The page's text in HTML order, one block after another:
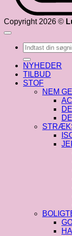
Copyright 2026 ©
Søg
efter:
NYHEDER
TILBUD
STOF
NEM